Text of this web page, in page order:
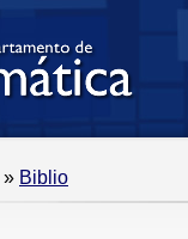
» Biblio